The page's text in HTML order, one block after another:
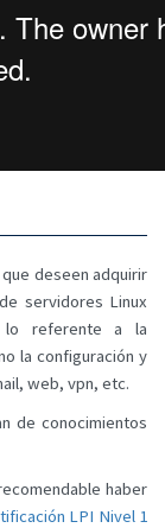
deseen adquirir
servidores Linux
lo referente a la
la configuración y
web, vpn, etc.
de conocimientos
haber
LPI Nivel 1